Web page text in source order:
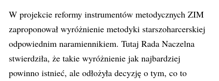
W projekcie reformy instrumentów metodycznych ZIM
zaproponował wyróżnienie metodyki starszoharcerskiej
odpowiednim naramiennikiem. Tutaj Rada Naczelna
stwierdziła, że takie wyróżnienie jak najbardziej
powinno istnieć, ale odłożyła decyzję o tym, co to